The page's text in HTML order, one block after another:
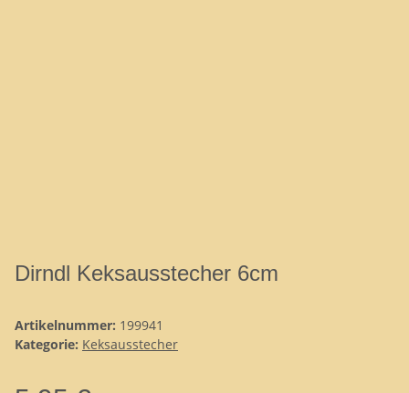
Dirndl Keksausstecher 6cm
Artikelnummer: 199941
Kategorie: Keksausstecher